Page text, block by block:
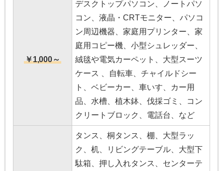
￥1,000～
デスクトップパソコン、ノートパソ
コン、液晶・CRTモニター、パソコ
ン周辺機器、家庭用プリンター、家
庭用コピー機、小型シュレッダー、
絨毯や電気カーペット、大型スーツ
ケース 、自転車、チャイルドシー
ト、ベビーカー、車いす、カー用
品、水槽、植木鉢、伐採ゴミ、コン
クリートブロック、電話台、など
タンス、桐タンス、棚、大型ラッ
ク、机、リビングテーブル、大型下
駄箱、押し入れタンス、センターテ